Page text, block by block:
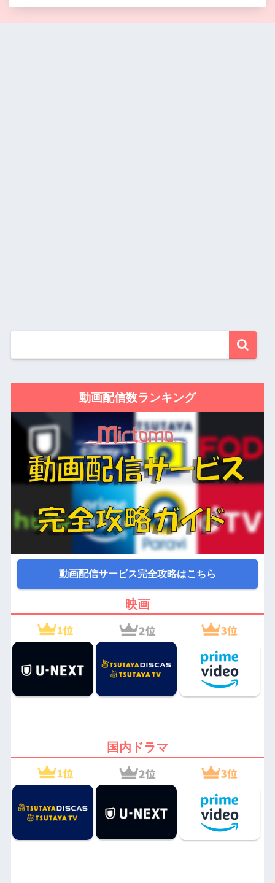
動画配信数ランキング
動画配信サービス完全攻略はこちら
映画
国内ドラマ